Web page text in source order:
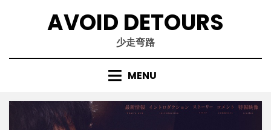
AVOID DETOURS
少走弯路
MENU